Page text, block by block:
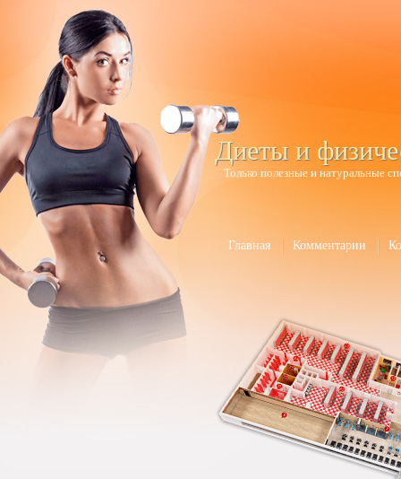
Диеты и
Только полезные и натуральные
Главная Комментарии